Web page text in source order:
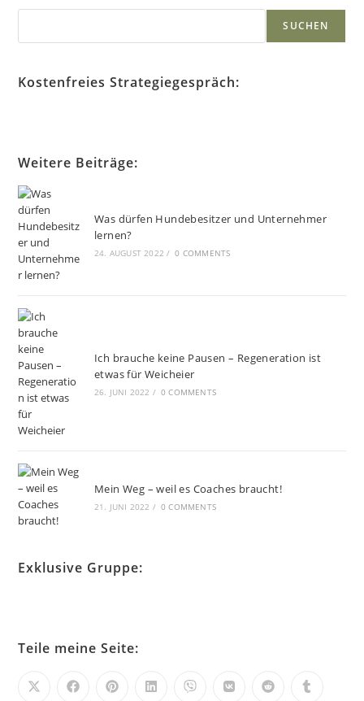
SUCHEN
Kostenfreies Strategiegespräch:
Weitere Beiträge:
Was dürfen Hundebesitzer und Unternehmer
lernen?
24. AUGUST 2022 / 0 COMMENTS
Ich brauche keine Pausen – Regeneration ist
etwas für Weicheier
26. JUNI 2022 / 0 COMMENTS
Mein Weg – weil es Coaches braucht!
21. JUNI 2022 / 0 COMMENTS
Exklusive Gruppe:
Teile meine Seite: